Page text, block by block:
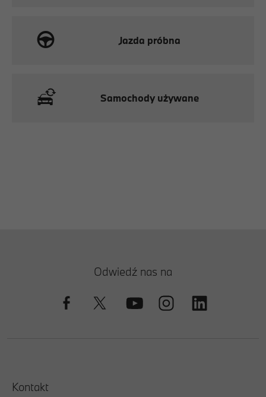
Jazda próbna
Samochody używane
Odwiedź nas na
Kontakt